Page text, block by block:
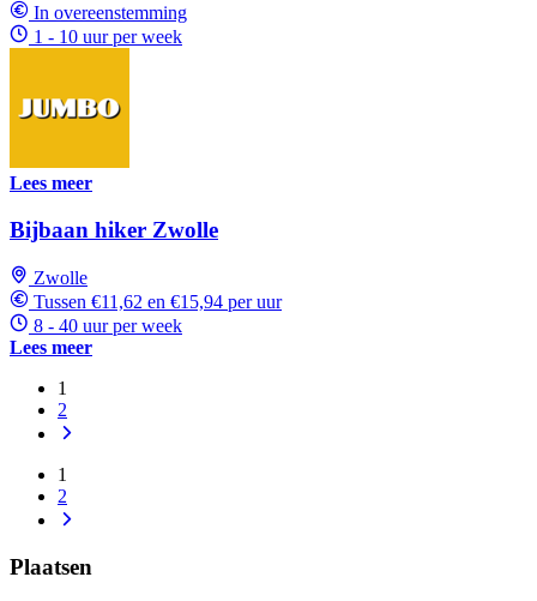
In overeenstemming
1 - 10 uur per week
Lees meer
Bijbaan hiker Zwolle
Zwolle
Tussen €11,62 en €15,94 per uur
8 - 40 uur per week
Lees meer
1
2
1
2
Plaatsen